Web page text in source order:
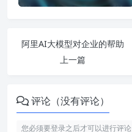
阿里AI大模型对企业的帮助
上一篇
评论（没有评论）